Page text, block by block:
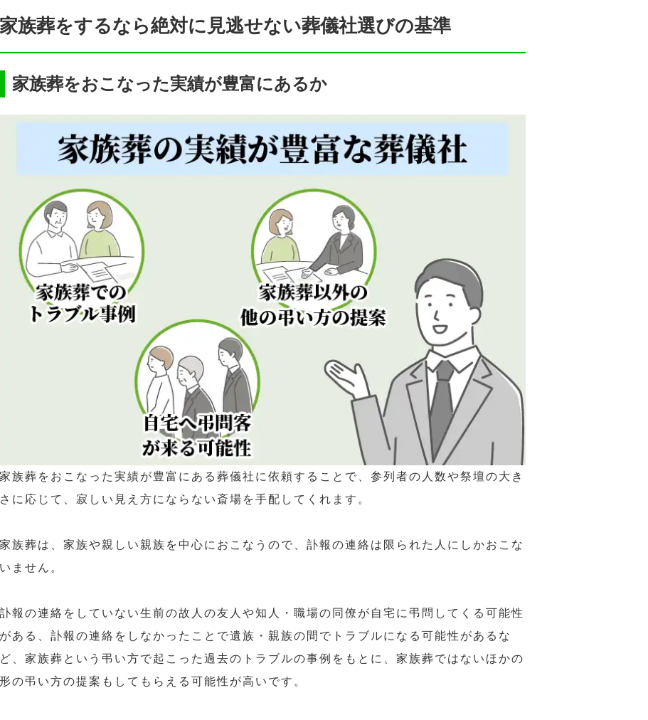
家族葬をするなら絶対に見逃せない葬儀社選びの基準
家族葬をおこなった実績が豊富にあるか
家族葬をおこなった実績が豊富にある葬儀社に依頼することで、参列者の人数や祭壇の大き
さに応じて、寂しい見え方にならない斎場を手配してくれます。
家族葬は、家族や親しい親族を中心におこなうので、訃報の連絡は限られた人にしかおこな
いません。
訃報の連絡をしていない生前の故人の友人や知人・職場の同僚が自宅に弔問してくる可能性
がある、訃報の連絡をしなかったことで遺族・親族の間でトラブルになる可能性があるな
ど、家族葬という弔い方で起こった過去のトラブルの事例をもとに、家族葬ではないほかの
形の弔い方の提案もしてもらえる可能性が高いです。